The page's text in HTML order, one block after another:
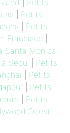
Petits
Petits
Petits
Francisco|
Santa Monica
Séoul
Petits
Petits
Petits
| Petits
Ouest